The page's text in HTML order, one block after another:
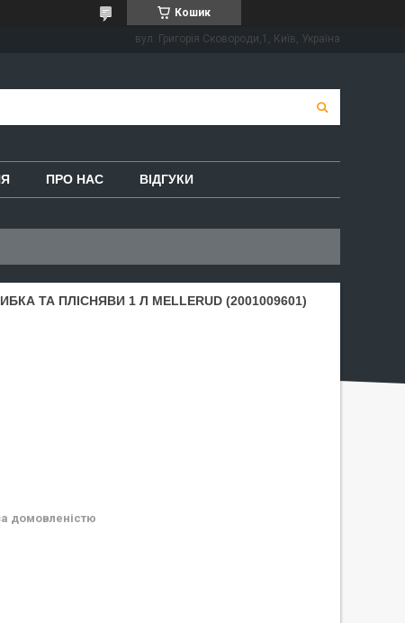
Кошик
вул. Григорія Сковороди,1, Київ, Україна
ПРО НАС ВІДГУКИ
ТА ПЛІСНЯВИ 1 Л MELLERUD (2001009601)
домовленістю